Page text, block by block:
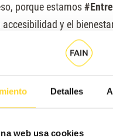
Detalles
web usa cookies
porque estamos
accesibilidad y el
¡Contáctanos!